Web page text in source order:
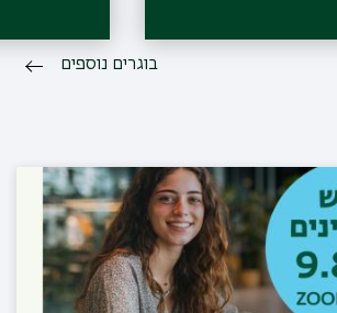
בוגרים נוספים